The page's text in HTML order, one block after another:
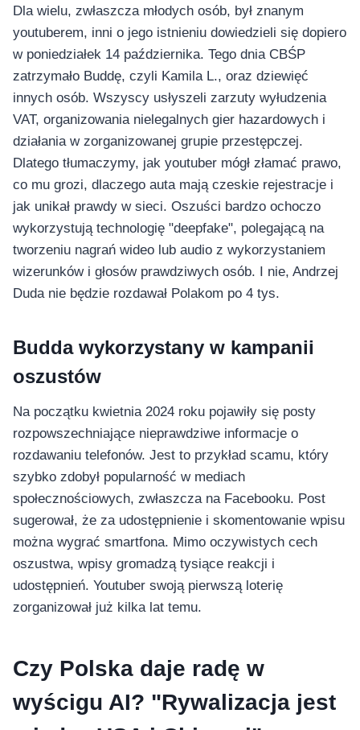
Dla wielu, zwłaszcza młodych osób, był znanym
youtuberem, inni o jego istnieniu dowiedzieli się dopiero
w poniedziałek 14 października. Tego dnia CBŚP
zatrzymało Buddę, czyli Kamila L., oraz dziewięć
innych osób. Wszyscy usłyszeli zarzuty wyłudzenia
VAT, organizowania nielegalnych gier hazardowych i
działania w zorganizowanej grupie przestępczej.
Dlatego tłumaczymy, jak youtuber mógł złamać prawo,
co mu grozi, dlaczego auta mają czeskie rejestracje i
jak unikał prawdy w sieci. Oszuści bardzo ochoczo
wykorzystują technologię "deepfake", polegającą na
tworzeniu nagrań wideo lub audio z wykorzystaniem
wizerunków i głosów prawdziwych osób. I nie, Andrzej
Duda nie będzie rozdawał Polakom po 4 tys.
Budda wykorzystany w kampanii
oszustów
Na początku kwietnia 2024 roku pojawiły się posty
rozpowszechniające nieprawdziwe informacje o
rozdawaniu telefonów. Jest to przykład scamu, który
szybko zdobył popularność w mediach
społecznościowych, zwłaszcza na Facebooku. Post
sugerował, że za udostępnienie i skomentowanie wpisu
można wygrać smartfona. Mimo oczywistych cech
oszustwa, wpisy gromadzą tysiące reakcji i
udostępnień. Youtuber swoją pierwszą loterię
zorganizował już kilka lat temu.
Czy Polska daje radę w
wyścigu AI? "Rywalizacja jest